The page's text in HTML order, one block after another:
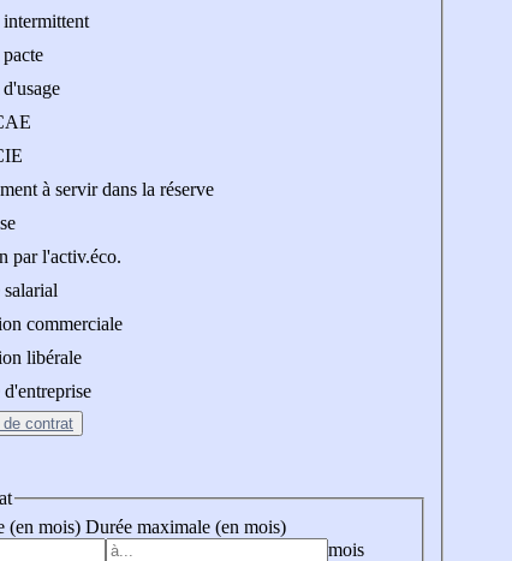
à servir dans la réserve
par l'activ.éco.
salarial
commerciale
libérale
d'entreprise
contrat
(en mois) Durée maximale (en mois)
mois